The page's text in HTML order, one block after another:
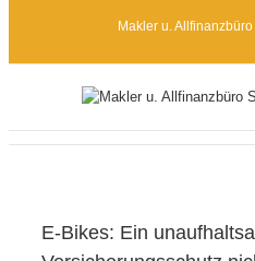
Makler u.
E-Bikes: Ein